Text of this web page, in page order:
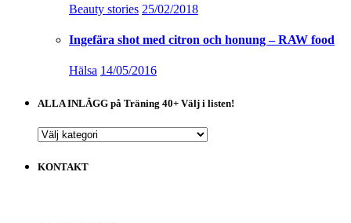
Beauty stories 25/02/2018
Ingefära shot med citron och honung – RAW food
Hälsa 14/05/2016
ALLA INLÄGG på Träning 40+ Välj i listen!
ALLA
på
KONTAKT